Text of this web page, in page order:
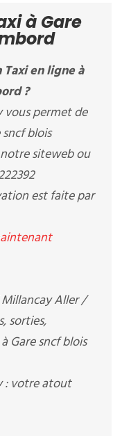
à Gare
en ligne à
?
vous permet de
blois
siteweb ou
est faite par
Millancay Aller /
sorties,
Gare sncf blois
: votre atout